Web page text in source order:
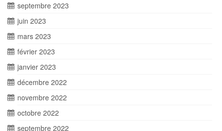
septembre 2023
juin 2023
mars 2023
février 2023
janvier 2023
décembre 2022
novembre 2022
octobre 2022
septembre 2022